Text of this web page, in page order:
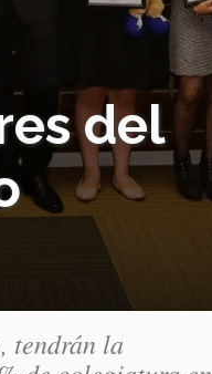
del
tendrán la